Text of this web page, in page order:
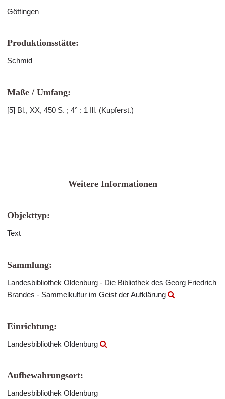
Göttingen
Produktionsstätte:
Schmid
Maße / Umfang:
[5] Bl., XX, 450 S. ; 4° : 1 Ill. (Kupferst.)
Weitere Informationen
Objekttyp:
Text
Sammlung:
Landesbibliothek Oldenburg - Die Bibliothek des Georg Friedrich
Brandes - Sammelkultur im Geist der Aufklärung
Einrichtung:
Landesbibliothek Oldenburg
Aufbewahrungsort:
Landesbibliothek Oldenburg